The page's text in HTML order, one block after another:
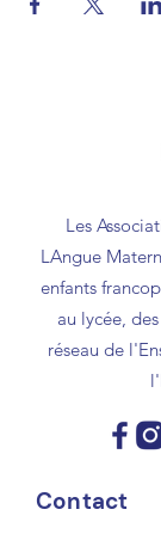
Les
LAngue
enfants
au lycée,
réseau de
Contact